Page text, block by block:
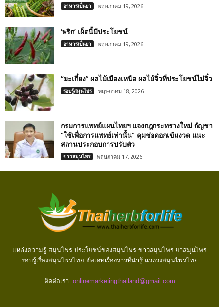
อาหารเป็นยา พฤษภาคม 19, 2026
‘พริก’ เผ็ดนี้มีประโยชน์
อาหารเป็นยา พฤษภาคม 19, 2026
“มะเกี๋ยง” ผลไม้เมืองเหนือ ผลไม้จิ๋วที่ประโยชน์ไม่จิ๋ว
รอบรู้สมุนไพร พฤษภาคม 18, 2026
กรมการแพทย์แผนไทยฯ แจงกฎกระทรวงใหม่ กัญชา
“ใช้เพื่อการแพทย์เท่านั้น” คุมช่อดอกเข้มงวด แนะ
สถานประกอบการปรับตัว
ข่าวสมุนไพร พฤษภาคม 17, 2026
แหล่งความรู้ สมุนไพร ประโยชน์ของสมุนไพร ข่าวสมุนไพร ยาสมุนไพร
รอบรู้เรื่องสมุนไพรไทย อัพเดทเรื่องราวที่น่ารู้ แวดวงสมุนไพรไทย
ติดต่อเรา: onlinemarketingthailand@gmail.com